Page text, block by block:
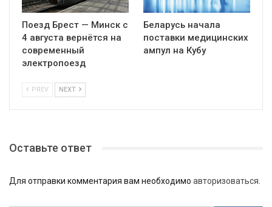
Поезд Брест — Минск с
4 августа вернётся на
современный
электропоезд
Беларусь начала
поставки медицинских
ампул на Кубу
PREV NEXT
Оставьте ответ
Для отправки комментария вам необходимо авторизоваться